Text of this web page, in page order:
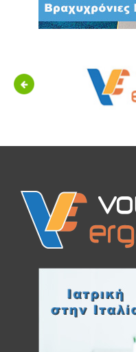
Previous